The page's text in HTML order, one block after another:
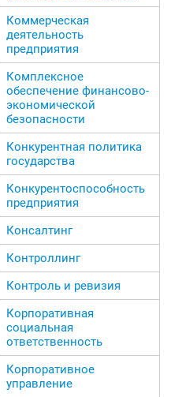
Коммерческая
деятельность
предприятия
Комплексное
обеспечение финансово-
экономической
безопасности
Конкурентная политика
государства
Конкурентоспособность
предприятия
Консалтинг
Контроллинг
Контроль и ревизия
Корпоративная
социальная
ответственность
Корпоративное
управление